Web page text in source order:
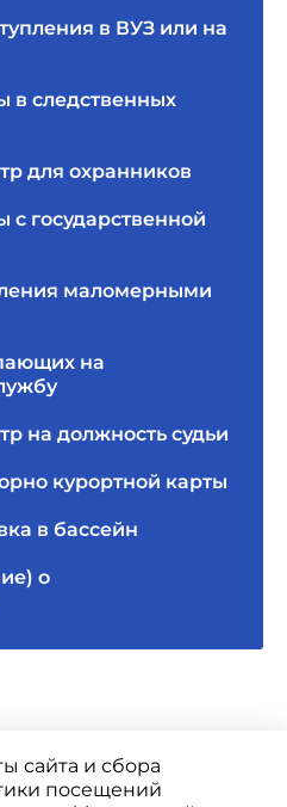
в ВУЗ или на
в следственных
для охранников
с государственной
маломерными
на
на должность судьи
курортной карты
в бассейн
о
сайта и сбора
посещений